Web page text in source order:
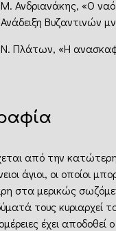
Μ. Ανδριανάκης, «Ο
Ανάδειξη Βυζαντινών
Ν. Πλάτων, «Η
από την
άγιοι, οι οποίοι
στα μερικώς
τους κυριαρχεί
έχει αποδοθεί ο